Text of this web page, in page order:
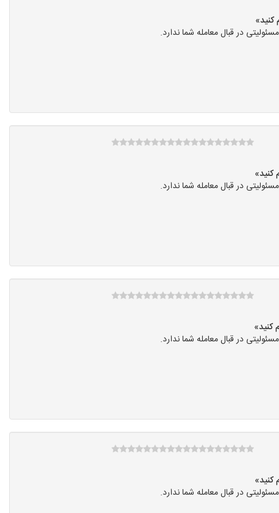
در قبال معامله شما ندارد.
در قبال معامله شما ندارد.
در قبال معامله شما ندارد.
در قبال معامله شما ندارد.